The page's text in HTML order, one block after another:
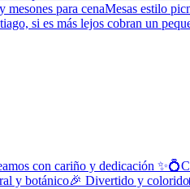
para cenaMesas estilo
si es más lejos cobran un
con cariño y dedicación
y botánico🎉 Divertido y